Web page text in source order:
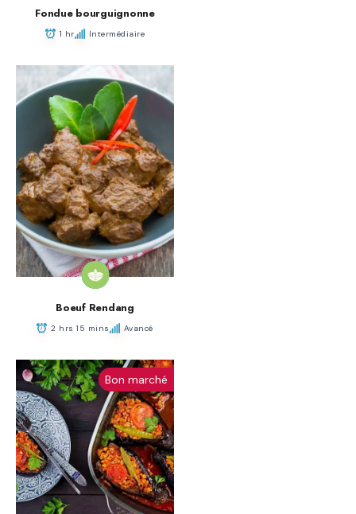
Fondue bourguignonne
1 hr Intermédiaire
Boeuf Rendang
2 hrs 15 mins Avancé
Bon marché